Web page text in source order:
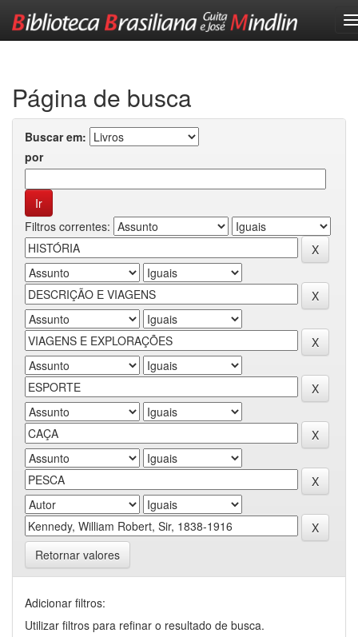
Página de busca
Buscar em:
por
Filtros correntes:
Retornar valores
Adicionar filtros:
Utilizar filtros para refinar o resultado de busca.